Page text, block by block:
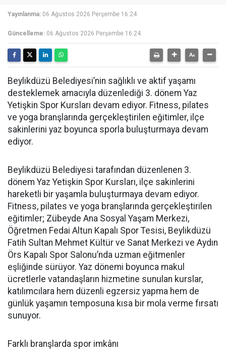
Yayınlanma: 06 Ağustos 2026 Perşembe 16:24
Güncelleme: 06 Ağustos 2026 Perşembe 16:24
Beylikdüzü Belediyesi’nin sağlıklı ve aktif yaşamı
desteklemek amacıyla düzenlediği 3. dönem Yaz
Yetişkin Spor Kursları devam ediyor. Fitness, pilates
ve yoga branşlarında gerçekleştirilen eğitimler, ilçe
sakinlerini yaz boyunca sporla buluşturmaya devam
ediyor.
Beylikdüzü Belediyesi tarafından düzenlenen 3.
dönem Yaz Yetişkin Spor Kursları, ilçe sakinlerini
hareketli bir yaşamla buluşturmaya devam ediyor.
Fitness, pilates ve yoga branşlarında gerçekleştirilen
eğitimler; Zübeyde Ana Sosyal Yaşam Merkezi,
Öğretmen Fedai Altun Kapalı Spor Tesisi, Beylikdüzü
Fatih Sultan Mehmet Kültür ve Sanat Merkezi ve Aydın
Örs Kapalı Spor Salonu’nda uzman eğitmenler
eşliğinde sürüyor. Yaz dönemi boyunca makul
ücretlerle vatandaşların hizmetine sunulan kurslar,
katılımcılara hem düzenli egzersiz yapma hem de
günlük yaşamın temposuna kısa bir mola verme fırsatı
sunuyor.
Farklı branşlarda spor imkânı